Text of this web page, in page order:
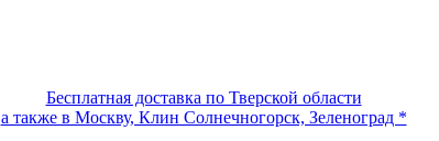
Бесплатная доставка по Тверской области
а также в Москву, Клин Солнечногорск, Зеленоград *